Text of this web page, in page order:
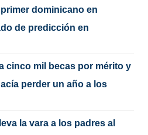
dominicano en
de predicción en
cinco mil becas por mérito y
perder un año a los
la vara a los padres al